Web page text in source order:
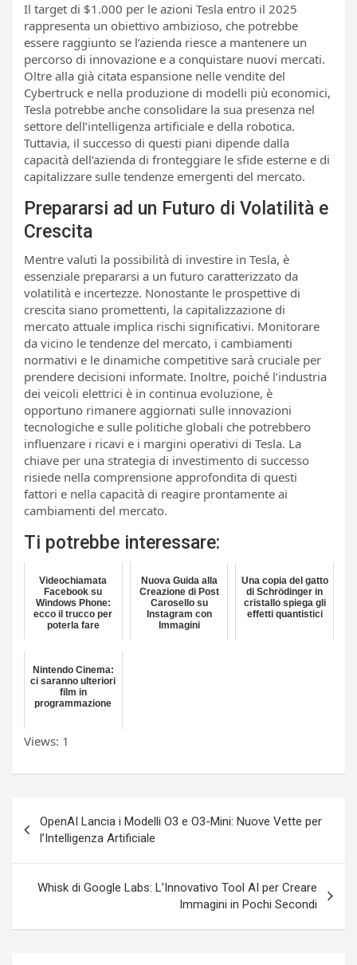
Il target di $1.000 per le azioni Tesla entro il 2025
rappresenta un obiettivo ambizioso, che potrebbe
essere raggiunto se l’azienda riesce a mantenere un
percorso di innovazione e a conquistare nuovi mercati.
Oltre alla già citata espansione nelle vendite del
Cybertruck e nella produzione di modelli più economici,
Tesla potrebbe anche consolidare la sua presenza nel
settore dell’intelligenza artificiale e della robotica.
Tuttavia, il successo di questi piani dipende dalla
capacità dell’azienda di fronteggiare le sfide esterne e di
capitalizzare sulle tendenze emergenti del mercato.
Prepararsi ad un Futuro di Volatilità e
Crescita
Mentre valuti la possibilità di investire in Tesla, è
essenziale prepararsi a un futuro caratterizzato da
volatilità e incertezze. Nonostante le prospettive di
crescita siano promettenti, la capitalizzazione di
mercato attuale implica rischi significativi. Monitorare
da vicino le tendenze del mercato, i cambiamenti
normativi e le dinamiche competitive sarà cruciale per
prendere decisioni informate. Inoltre, poiché l’industria
dei veicoli elettrici è in continua evoluzione, è
opportuno rimanere aggiornati sulle innovazioni
tecnologiche e sulle politiche globali che potrebbero
influenzare i ricavi e i margini operativi di Tesla. La
chiave per una strategia di investimento di successo
risiede nella comprensione approfondita di questi
fattori e nella capacità di reagire prontamente ai
cambiamenti del mercato.
Ti potrebbe interessare:
Videochiamata
Facebook su
Windows Phone:
ecco il trucco per
poterla fare
Nuova Guida alla
Creazione di Post
Carosello su
Instagram con
Immagini
Una copia del gatto
di Schrödinger in
cristallo spiega gli
effetti quantistici
Nintendo Cinema:
ci saranno ulteriori
film in
programmazione
Views: 1
articoli
OpenAI Lancia i Modelli O3 e O3-Mini: Nuove Vette per
l’Intelligenza Artificiale
Whisk di Google Labs: L’Innovativo Tool AI per Creare
Immagini in Pochi Secondi